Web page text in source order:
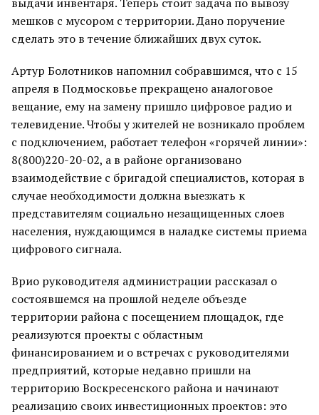
мешков с мусором с территории. Дано поручение
сделать это в течение ближайших двух суток.
Артур Болотников напомнил собравшимся, что с 15
апреля в Подмосковье прекращено аналоговое
вещание, ему на замену пришло цифровое радио и
телевидение. Чтобы у жителей не возникало проблем
с подключением, работает телефон «горячей линии»:
8(800)220-20-02, а в районе организовано
взаимодействие с бригадой специалистов, которая в
случае необходимости должна выезжать к
представителям социально незащищенных слоев
населения, нуждающимся в наладке системы приема
цифрового сигнала.
Врио руководителя администрации рассказал о
состоявшемся на прошлой неделе объезде
территории района с посещением площадок, где
реализуются проекты с областным
финансированием и о встречах с руководителями
предприятий, которые недавно пришли на
территорию Воскресенского района и начинают
реализацию своих инвестиционных проектов: это